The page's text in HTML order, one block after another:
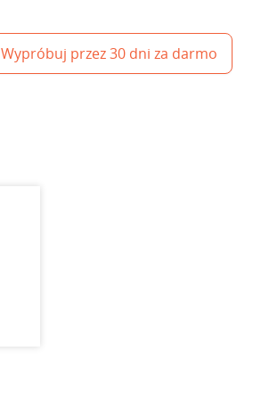
Wypróbuj przez 30 dni za darmo